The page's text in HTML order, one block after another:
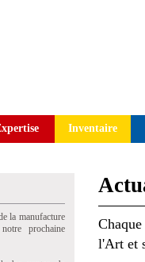
Inventaire
la manufacture
prochaine
l'Art et